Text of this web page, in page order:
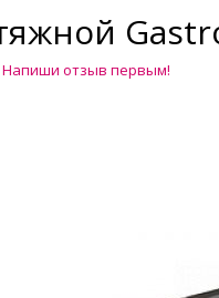
Напиши отзыв первым!